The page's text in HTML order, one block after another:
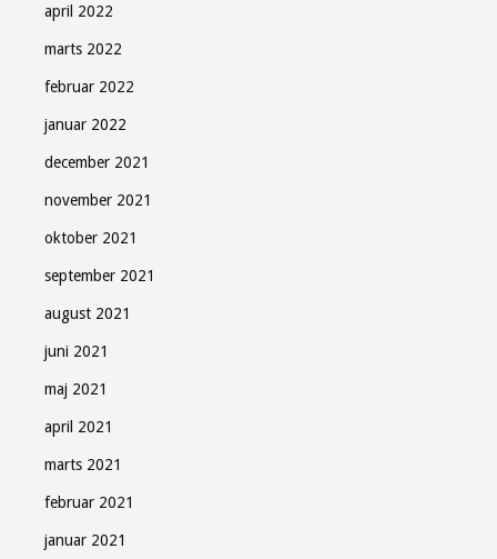
april 2022
marts 2022
februar 2022
januar 2022
december 2021
november 2021
oktober 2021
september 2021
august 2021
juni 2021
maj 2021
april 2021
marts 2021
februar 2021
januar 2021